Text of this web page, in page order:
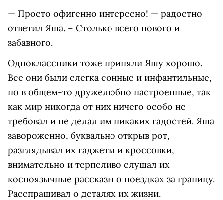
— Просто офигенно интересно! — радостно
ответил Яша. – Столько всего нового и
забавного.
Одноклассники тоже приняли Яшу хорошо.
Все они были слегка сонные и инфантильные,
но в общем-то дружелюбно настроенные, так
как мир никогда от них ничего особо не
требовал и не делал им никаких гадостей. Яша
завороженно, буквально открыв рот,
разглядывал их гаджеты и кроссовки,
внимательно и терпеливо слушал их
косноязычные рассказы о поездках за границу.
Расспрашивал о деталях их жизни.